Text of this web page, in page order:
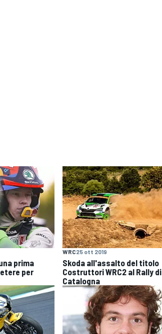
prima
per
WRC25 ott 2019
Skoda all'assalto del titolo
Costruttori WRC2 al Rally di
Catalogna